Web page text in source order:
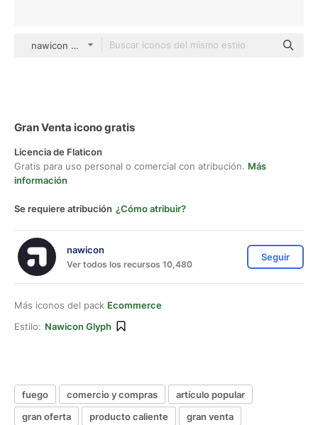
nawicon Glyph
Gran Venta icono gratis
Licencia de Flaticon
Gratis para uso personal o comercial con atribución. Más
información
Se requiere atribución ¿Cómo atribuir?
nawicon
Ver todos los recursos 10,480
Seguir
Más iconos del pack Ecommerce
Estilo: Nawicon Glyph
fuego comercio y compras
artículo popular
gran oferta
producto caliente gran venta